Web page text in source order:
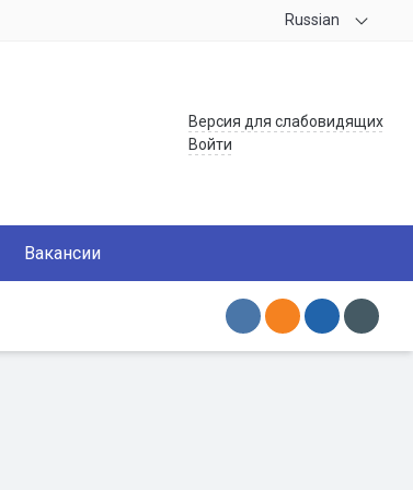
Russian
Версия для слабовидящих
Войти
Вакансии